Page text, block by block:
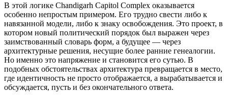
В этой логике Chandigarh Capitol Complex оказывается
особенно непростым примером. Его трудно свести либо к
навязанной модели, либо к знаку освобождения. Это проект, в
котором новый политический порядок был выражен через
заимствованный словарь форм, а будущее — через
архитектурные решения, несущие более ранние генеалогии.
Но именно это напряжение и становится его сутью. В
подобных обстоятельствах архитектура превращается в место,
где идентичность не просто отображается, а вырабатывается и
обсуждается, пусть и без окончательного ответа.